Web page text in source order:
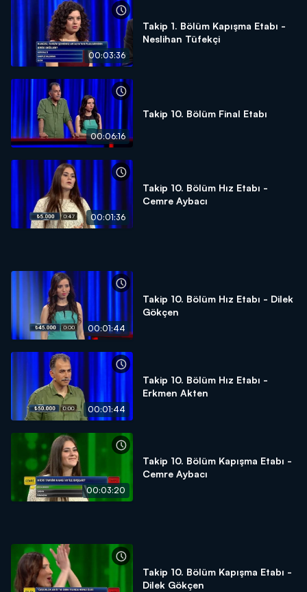
00:03:36
Takip 1. Bölüm Kapışma Etabı -
Neslihan Tüfekçi
00:06:16
Takip 10. Bölüm Final Etabı
00:01:36
Takip 10. Bölüm Hız Etabı -
Cemre Aybacı
00:01:44
Takip 10. Bölüm Hız Etabı - Dilek
Gökçen
00:01:44
Takip 10. Bölüm Hız Etabı -
Erkmen Akten
00:03:20
Takip 10. Bölüm Kapışma Etabı -
Cemre Aybacı
Takip 10. Bölüm Kapışma Etabı -
Dilek Gökçen